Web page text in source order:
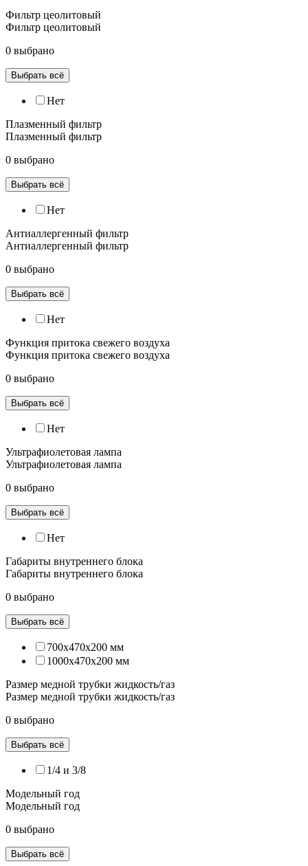
Фильтр цеолитовый
Фильтр цеолитовый
0 выбрано
Выбрать всё
Нет
Плазменный фильтр
Плазменный фильтр
0 выбрано
Выбрать всё
Нет
Антиаллергенный фильтр
Антиаллергенный фильтр
0 выбрано
Выбрать всё
Нет
Функция притока свежего воздуха
Функция притока свежего воздуха
0 выбрано
Выбрать всё
Нет
Ультрафиолетовая лампа
Ультрафиолетовая лампа
0 выбрано
Выбрать всё
Нет
Габариты внутреннего блока
Габариты внутреннего блока
0 выбрано
Выбрать всё
700x470x200 мм
1000x470x200 мм
Размер медной трубки жидкость/газ
Размер медной трубки жидкость/газ
0 выбрано
Выбрать всё
1/4 и 3/8
Модельный год
Модельный год
0 выбрано
Выбрать всё